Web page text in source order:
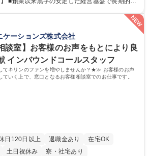
極的に推奨、年間10日程度の取得実績 ■1ヶ月
もしっかりサポート 学歴・資格 学
語学力： 資格：
ケーションズ株式会社
談室】お客様のお声をもとにより良
インバウンドコールスタッフ
キリンのファンを増やしませんか？★≫ お客様のお声
いく上で、窓口となるお客様相談室でのお仕事です。
日120日以上 退職金あり
在宅OK
土日祝休み 寮・社宅あり